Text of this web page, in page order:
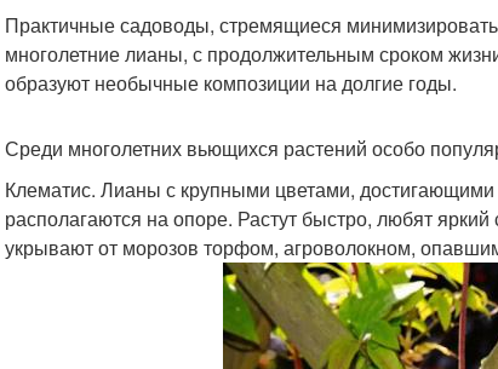
Практичные садоводы, стремящиеся
многолетние лианы, с продолжительным сроком
образуют необычные композиции на долгие годы.
Среди многолетних вьющихся растений особо
Клематис. Лианы с крупными цветами,
располагаются на опоре. Растут быстро, любят
укрывают от морозов торфом, агроволокном,